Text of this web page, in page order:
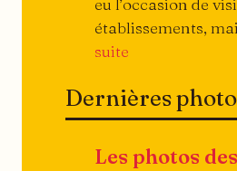
eu l’occasion de
établissements,
suite
ouvrent,
ils
ferment…
Dernières
Les photos des